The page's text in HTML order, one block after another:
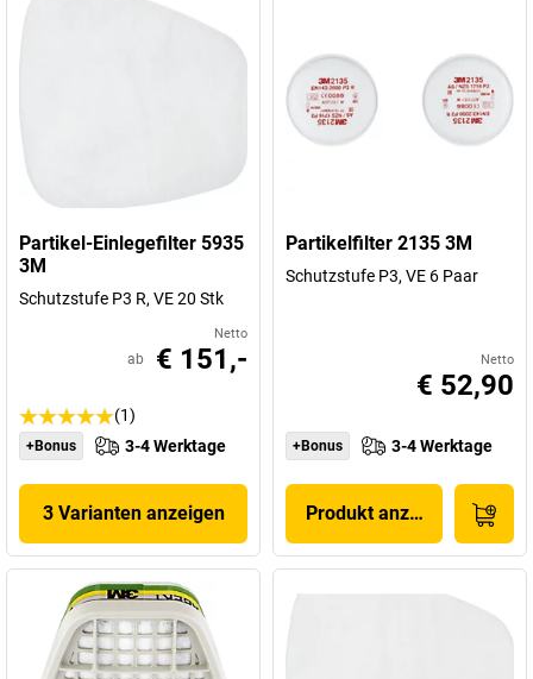
Partikel-Einlegefilter 5935
3M
Schutzstufe P3 R, VE 20 Stk
Netto
ab € 151,-
(1)
+Bonus 3-4 Werktage
3 Varianten anzeigen
Partikelfilter 2135 3M
Schutzstufe P3, VE 6 Paar
Netto
€ 52,90
+Bonus 3-4 Werktage
Produkt anzeigen